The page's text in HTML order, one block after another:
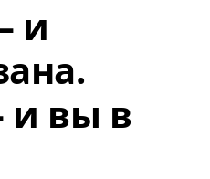
и
и вы в